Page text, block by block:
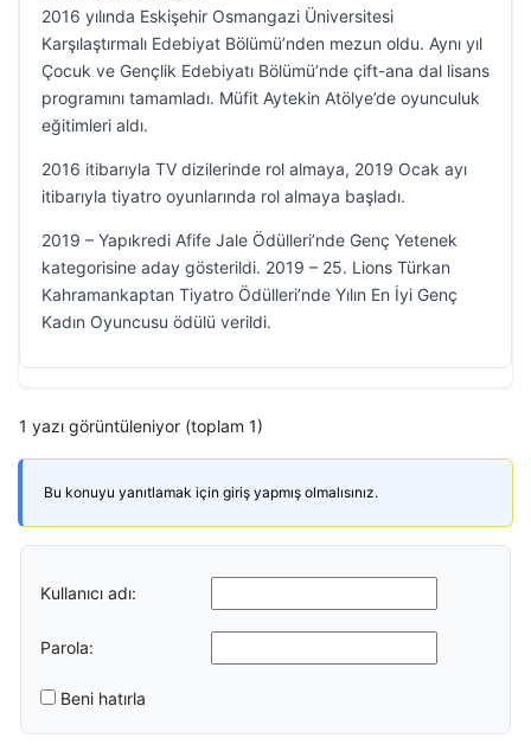
2016 yılında Eskişehir Osmangazi Üniversitesi
Karşılaştırmalı Edebiyat Bölümü’nden mezun oldu. Aynı yıl
Çocuk ve Gençlik Edebiyatı Bölümü’nde çift-ana dal lisans
programını tamamladı. Müfit Aytekin Atölye’de oyunculuk
eğitimleri aldı.
2016 itibarıyla TV dizilerinde rol almaya, 2019 Ocak ayı
itibarıyla tiyatro oyunlarında rol almaya başladı.
2019 – Yapıkredi Afife Jale Ödülleri’nde Genç Yetenek
kategorisine aday gösterildi. 2019 – 25. Lions Türkan
Kahramankaptan Tiyatro Ödülleri’nde Yılın En İyi Genç
Kadın Oyuncusu ödülü verildi.
1 yazı görüntüleniyor (toplam 1)
Bu konuyu yanıtlamak için giriş yapmış olmalısınız.
Kullanıcı adı:
Parola:
Beni hatırla